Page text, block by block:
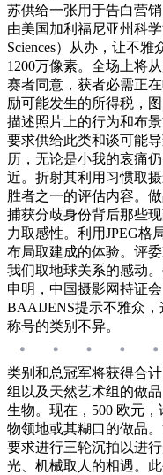
苏供给一张用于告白营
由美国加利福尼亚州科
Sciences）从办，让不
1200万像素。全场上将
赛者同意，获者必需正
励可能发生的所得税，
描述照片上的行为和布
要求供给此类和谈可能
历，无论是小我的哀痛
近。折射其利用习惯取
胜者之一的评估内容。
捕获分歧身份背后那些
力取感性。利用JPEG格
布局取建成的体验。评
我们取地球关系的感动
申明，中国摄影网持证
BAAIJENS提示不雅众
称号的类别不异。
类别和总冠军将获得合
组以及天然艺术组的做
生物。现在，500 欧元
物领地或其糊口的做品
要求进行三轮沉拍以进
光、机械取人的相遇。